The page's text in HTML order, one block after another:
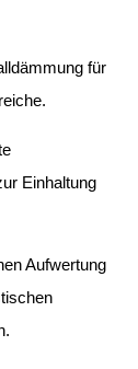
für
Einhaltung
Aufwertung